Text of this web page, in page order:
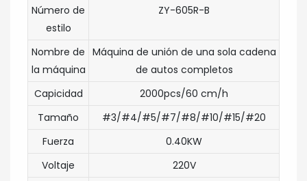
Número de
estilo
ZY-605R-B
Nombre de
la máquina
Máquina de unión de una sola cadena
de autos completos
Capicidad
2000pcs/60 cm/h
Tamaño
#3/#4/#5/#7/#8/#10/#15/#20
Fuerza
0.40KW
Voltaje
220V